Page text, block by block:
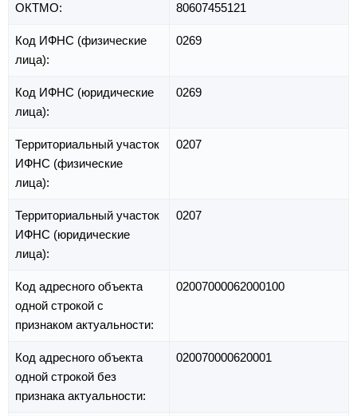
ОКТМО: 80607455121
Код ИФНС (физические
лица):
0269
Код ИФНС (юридические
лица):
0269
Территориальный участок
ИФНС (физические
лица):
0207
Территориальный участок
ИФНС (юридические
лица):
0207
Код адресного объекта
одной строкой с
признаком актуальности:
02007000062000100
Код адресного объекта
одной строкой без
признака актуальности:
020070000620001